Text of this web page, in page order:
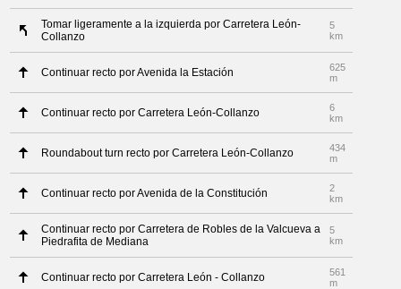
Tomar ligeramente a la izquierda por Carretera León-
Collanzo
5
km
Continuar recto por Avenida la Estación
625
m
Continuar recto por Carretera León-Collanzo
6
km
Roundabout turn recto por Carretera León-Collanzo
434
m
Continuar recto por Avenida de la Constitución
2
km
Continuar recto por Carretera de Robles de la Valcueva a
Piedrafita de Mediana
5
km
Continuar recto por Carretera León - Collanzo
561
m